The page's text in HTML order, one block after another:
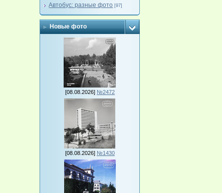
Автобус: разные фото [97]
Новые фото
[08.08.2026] №2472
[08.08.2026] №1430